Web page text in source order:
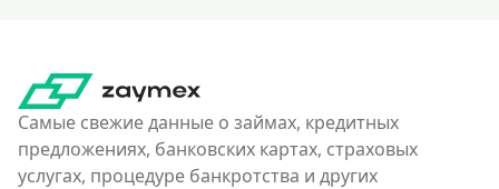
Самые свежие данные о займах, кредитных
предложениях, банковских картах, страховых
услугах, процедуре банкротства и других